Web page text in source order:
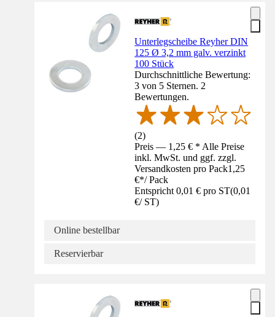
Unterlegscheibe Reyher DIN
125 Ø 3,2 mm galv. verzinkt
100 Stück
Durchschnittliche Bewertung:
3 von 5 Sternen. 2
Bewertungen.
(2)
Preis — 1,25 € * Alle Preise
inkl. MwSt. und ggf. zzgl.
Versandkosten pro Pack1,25
€*/ Pack
Entspricht 0,01 € pro ST(0,01
€/ ST)
Online bestellbar
Reservierbar